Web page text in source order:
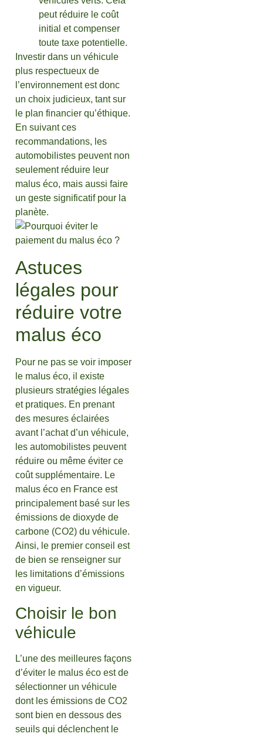
peut réduire le coût
initial et compenser
toute taxe potentielle.
Investir dans un véhicule
plus respectueux de
l’environnement est donc
un choix judicieux, tant sur
le plan financier qu’éthique.
En suivant ces
recommandations, les
automobilistes peuvent non
seulement réduire leur
malus éco, mais aussi faire
un geste significatif pour la
planète.
Astuces
légales pour
réduire votre
malus éco
Pour ne pas se voir imposer
le malus éco, il existe
plusieurs stratégies légales
et pratiques. En prenant
des mesures éclairées
avant l’achat d’un véhicule,
les automobilistes peuvent
réduire ou même éviter ce
coût supplémentaire. Le
malus éco en France est
principalement basé sur les
émissions de dioxyde de
carbone (CO2) du véhicule.
Ainsi, le premier conseil est
de bien se renseigner sur
les limitations d’émissions
en vigueur.
Choisir le bon
véhicule
L’une des meilleures façons
d’éviter le malus éco est de
sélectionner un véhicule
dont les émissions de CO2
sont bien en dessous des
seuils qui déclenchent le